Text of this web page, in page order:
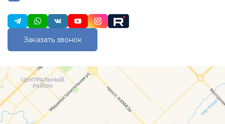
Заказать звонок